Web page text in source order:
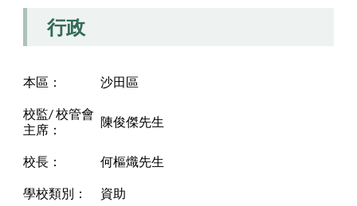
行政
本區： 沙田區
校監/ 校管會
主席：
陳俊傑先生
校長： 何樞熾先生
學校類別： 資助